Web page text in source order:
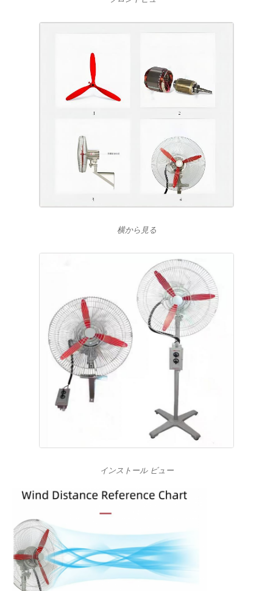
横から見る
インストール ビュー